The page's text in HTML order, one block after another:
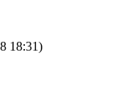
18:31)